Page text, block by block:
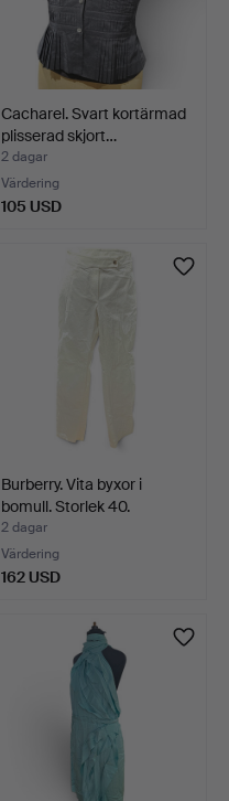
Cacharel. Svart kortärmad
plisserad skjort…
2 dagar
Värdering
105 USD
Burberry. Vita byxor i
bomull. Storlek 40.
2 dagar
Värdering
162 USD